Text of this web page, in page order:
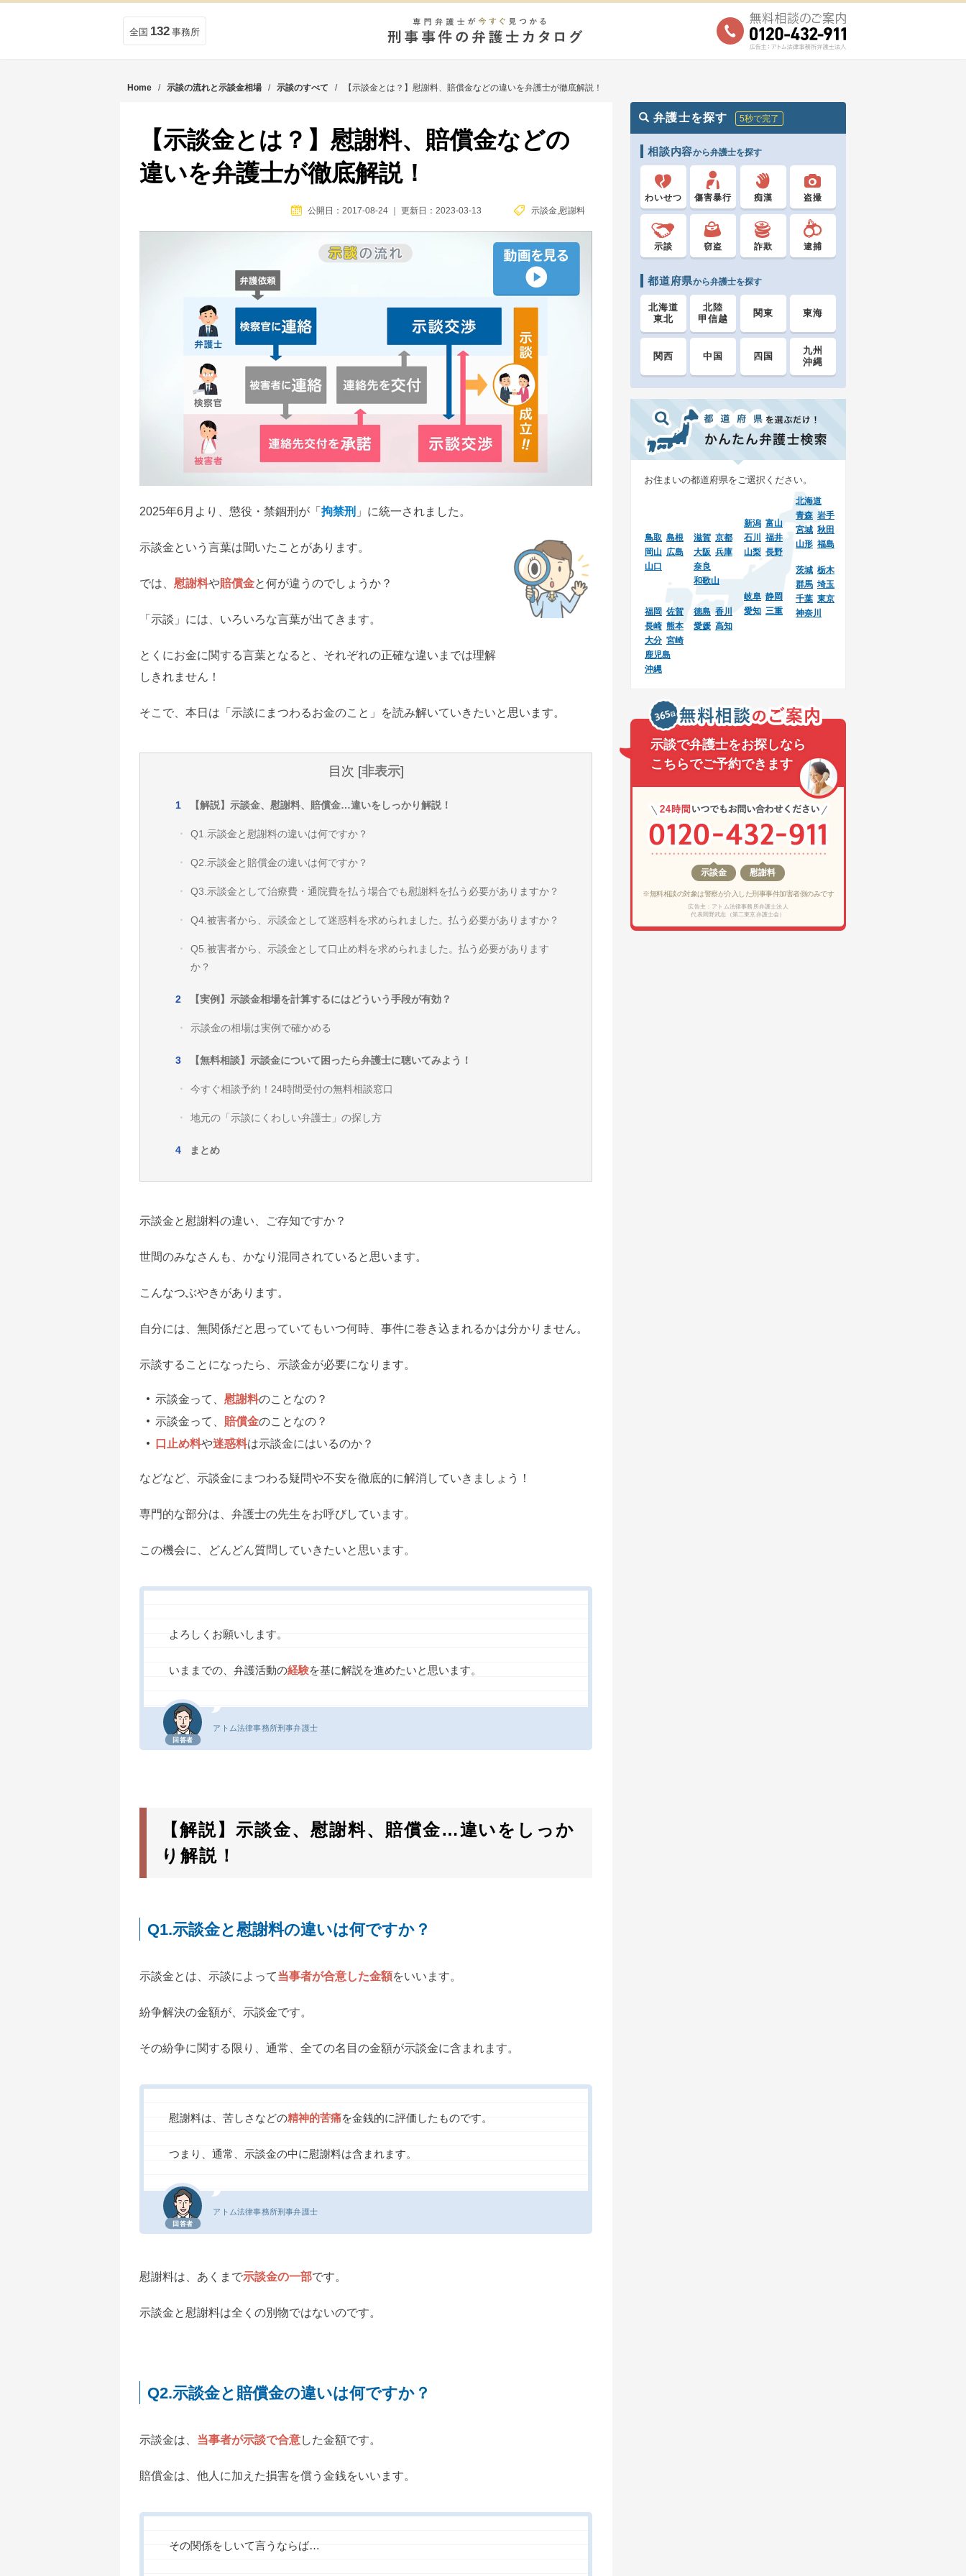
全国 132 事務所
Home / 示談の流れと示談金相場 / 示談のすべて / 【示談金とは？】慰謝料、賠償金などの違いを弁護士が徹底解説！
【示談金とは？】慰謝料、賠償金などの
違いを弁護士が徹底解説！
公開日：2017-08-24｜ 更新日：2023-03-13 示談金 ,慰謝料
2025年6月より、懲役・禁錮刑が「拘禁刑 」に統一されました。
示談金という言葉は聞いたことがあります。
では、慰謝料や賠償金と何が違うのでしょうか？
「示談」には、いろいろな言葉が出てきます。
とくにお金に関する言葉となると、それぞれの正確な違いまでは理解
しきれません！
そこで、本日は「示談にまつわるお金のこと」を読み解いていきたいと思います。
目次 [非表示]
【解説】示談金、慰謝料、賠償金…違いをしっかり解説！
Q1.示談金と慰謝料の違いは何ですか？
Q2.示談金と賠償金の違いは何ですか？
Q3.示談金として治療費・通院費を払う場合でも慰謝料を払う必要がありますか？
Q4.被害者から、示談金として迷惑料を求められました。払う必要がありますか？
Q5.被害者から、示談金として口止め料を求められました。払う必要があります
か？
【実例】示談金相場を計算するにはどういう手段が有効？
示談金の相場は実例で確かめる
【無料相談】示談金について困ったら弁護士に聴いてみよう！
今すぐ相談予約！24時間受付の無料相談窓口
地元の「示談にくわしい弁護士」の探し方
まとめ
示談金と慰謝料の違い、ご存知ですか？
世間のみなさんも、かなり混同されていると思います。
こんなつぶやきがあります。
自分には、無関係だと思っていてもいつ何時、事件に巻き込まれるかは分かりません。
示談することになったら、示談金が必要になります。
示談金って、 慰謝料のことなの？
示談金って、 賠償金のことなの？
口止め料や迷惑料は示談金にはいるのか？
などなど、示談金にまつわる疑問や不安を徹底的に解消していきましょう！
専門的な部分は、弁護士の先生をお呼びしています。
この機会に、どんどん質問していきたいと思います。
回答者
アトム法律事務所刑事弁護士
よろしくお願いします。
いままでの、弁護活動の経験を基に解説を進めたいと思います。
【解説】示談金、慰謝料、賠償金…違いをしっか
り解説！
Q1.示談金と慰謝料の違いは何ですか？
示談金とは、示談によって当事者が合意した金額をいいます。
紛争解決の金額が、示談金です。
その紛争に関する限り、通常、全ての名目の金額が示談金に含まれます。
回答者
アトム法律事務所刑事弁護士
慰謝料は、苦しさなどの精神的苦痛を金銭的に評価したものです。
つまり、通常、示談金の中に慰謝料は含まれます。
慰謝料は、あくまで示談金の一部です。
示談金と慰謝料は全くの別物ではないのです。
Q2.示談金と賠償金の違いは何ですか？
示談金は、 当事者が示談で合意した金額です。
賠償金は、他人に加えた損害を償う金銭をいいます。
その関係をしいて言うならば…
弁護士を探す 5秒で完了
相談内容から弁護士を探す
わいせつ 傷害暴行 痴漢 盗撮
示談 窃盗 詐欺 逮捕
都道府県から弁護士を探す
北海道
東北
北陸
甲信越
関東 東海
関西 中国 四国
九州
沖縄
お住まいの都道府県をご選択ください。
北海道
青森 岩手
宮城 秋田
山形 福島
新潟 富山
石川
福井
山梨 長野
茨城 栃木
群馬 埼玉
千葉 東京
神奈川
岐阜 静岡
愛知 三重
滋賀 京都
大阪 兵庫
奈良
和歌山
鳥取 島根
岡山 広島
山口
徳島 香川
愛媛 高知
福岡
佐賀
長崎 熊本
大分 宮崎
鹿児島
沖縄
示談で弁護士をお探しなら
こちらでご予約できます
示談金 慰謝料
※無料相談の対象は警察が介入した刑事事件加害者側のみです
広告主：アトム法律事務所弁護士法人
代表岡野武志（第二東京弁護士会）